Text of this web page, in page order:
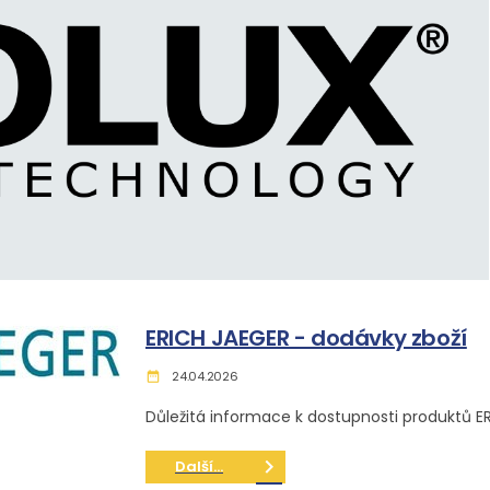
ERICH JAEGER - dodávky zboží
date_range 24.04.2026
Důležitá informace k dostupnosti produktů
Další... keyboard_arrow_right